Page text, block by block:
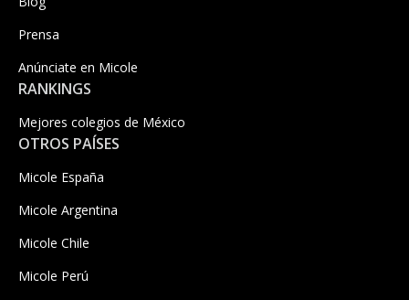
Prensa
Anúnciate en Micole
RANKINGS
Mejores colegios de México
OTROS PAÍSES
Micole España
Micole Argentina
Micole Chile
Micole Perú